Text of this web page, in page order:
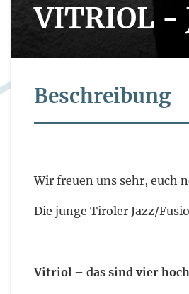
VITRIOL -
Beschreibung
Wir freuen uns sehr, euch
Die junge Tiroler Jazz/
Vitriol – das sind vier